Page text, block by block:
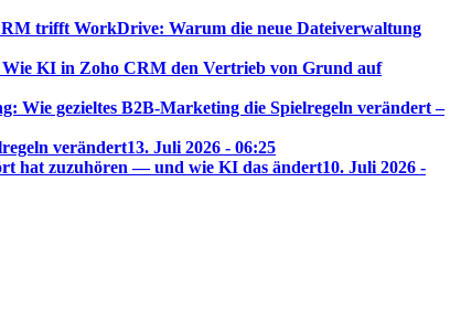
trifft WorkDrive: Warum die neue Dateiverwaltung
KI in Zoho CRM den Vertrieb von Grund auf
Wie gezieltes B2B-Marketing die Spielregeln verändert –
verändert13. Juli 2026 - 06:25
hat zuzuhören — und wie KI das ändert10. Juli 2026 -